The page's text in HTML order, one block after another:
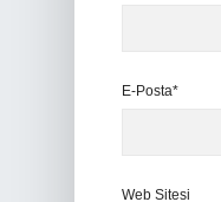
E-Posta*
Web Sitesi